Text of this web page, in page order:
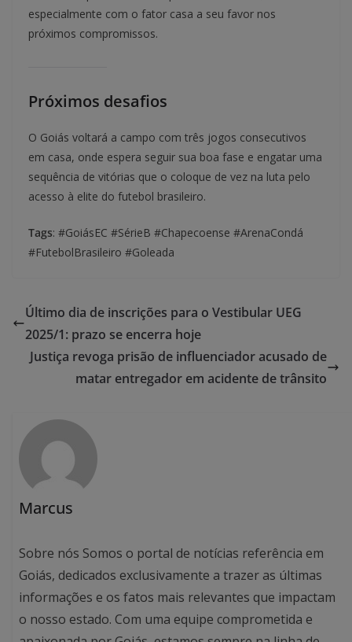
especialmente com o fator casa a seu favor nos
próximos compromissos.
Próximos desafios
O Goiás voltará a campo com três jogos consecutivos
em casa, onde espera seguir sua boa fase e engatar uma
sequência de vitórias que o coloque de vez na luta pelo
acesso à elite do futebol brasileiro.
Tags: #GoiásEC #SérieB #Chapecoense #ArenaCondá
#FutebolBrasileiro #Goleada
Último dia de inscrições para o Vestibular UEG
2025/1: prazo se encerra hoje
Justiça revoga prisão de influenciador acusado de
matar entregador em acidente de trânsito
Marcus
Sobre nós Somos o portal de notícias referência em
Goiás, dedicados exclusivamente a trazer as últimas
informações e os fatos mais relevantes que impactam
o nosso estado. Com uma equipe comprometida e